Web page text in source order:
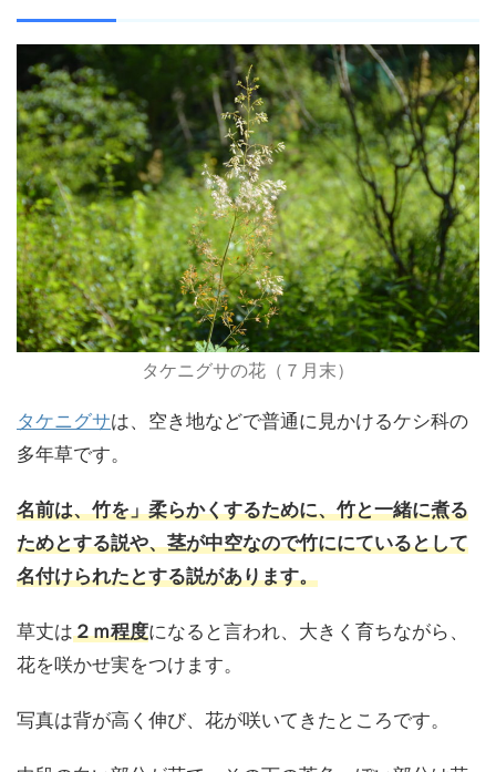
タケニグサの花（７月末）
タケニグサは、空き地などで普通に見かけるケシ科の
多年草です。
名前は、竹を」柔らかくするために、竹と一緒に煮る
ためとする説や、茎が中空なので竹ににているとして
名付けられたとする説があります。
草丈は２ｍ程度になると言われ、大きく育ちながら、
花を咲かせ実をつけます。
写真は背が高く伸び、花が咲いてきたところです。